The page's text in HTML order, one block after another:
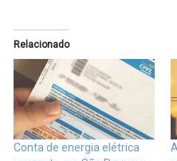
Relacionado
Conta de energia elétrica